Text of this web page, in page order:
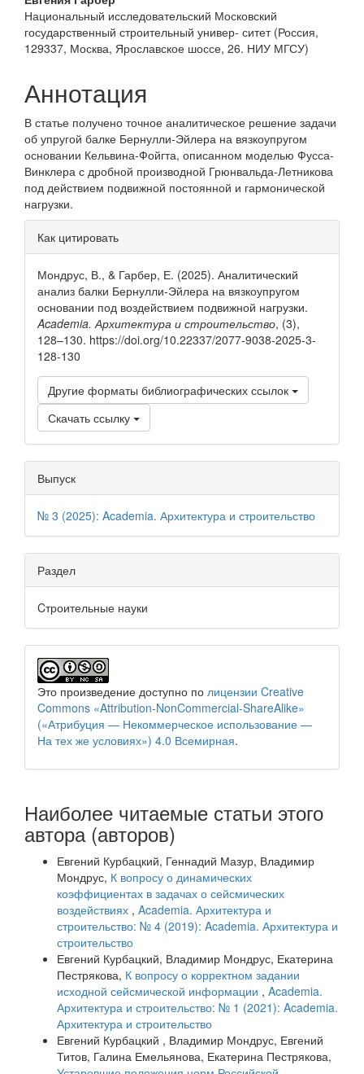
Национальный исследовательский Московский
государственный строительный универ- ситет (Россия,
129337, Москва, Ярославское шоссе, 26. НИУ МГСУ)
Аннотация
В статье получено точное аналитическое решение задачи
об упругой балке Бернулли-Эйлера на вязкоупругом
основании Кельвина-Фойгта, описанном моделью Фусса-
Винклера с дробной производной Грюнвальда-Летникова
под действием подвижной постоянной и гармонической
нагрузки.
Информация
о статье
Как цитировать
Мондрус, В., & Гарбер, Е. (2025). Аналитический
анализ балки Бернулли-Эйлера на вязкоупругом
основании под воздействием подвижной нагрузки.
Academia. Архитектура и строительство, (3),
128–130. https://doi.org/10.22337/2077-9038-2025-3-
128-130
Другие форматы библиографических ссылок
Скачать ссылку
Выпуск
№ 3 (2025): Academia. Архитектура и строительство
Раздел
Cтроительные науки
Это произведение доступно по лицензии Creative
Commons «Attribution-NonCommercial-ShareAlike»
(«Атрибуция — Некоммерческое использование —
На тех же условиях») 4.0 Всемирная.
Наиболее читаемые статьи этого
автора (авторов)
Евгений Курбацкий, Геннадий Мазур, Владимир
Мондрус, К вопросу о динамических
коэффициентах в задачах о сейсмических
воздействиях , Academia. Архитектура и
строительство: № 4 (2019): Academia. Архитектура и
строительство
Евгений Курбацкий, Владимир Мондрус, Екатерина
Пестрякова, К вопросу о корректном задании
исходной сейсмической информации , Academia.
Архитектура и строительство: № 1 (2021): Academia.
Архитектура и строительство
Евгений Курбацкий , Владимир Мондрус, Евгений
Титов, Галина Емельянова, Екатерина Пестрякова,